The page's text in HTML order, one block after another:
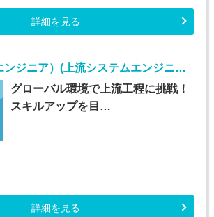
詳細を見る
SE（システムエンジニア）(上流システムエンジニア/随時入社/正社員)
グローバル環境で上流工程に挑戦！
スキルアップを目…
詳細を見る